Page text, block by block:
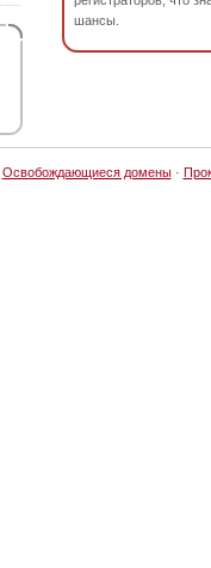
шансы.
Освобождающиеся домены·